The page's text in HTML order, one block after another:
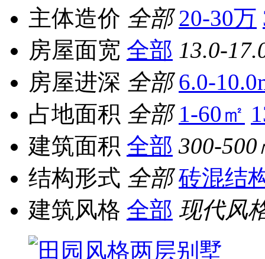
主体造价 全部 20-30万
房屋面宽 全部 13.0-
房屋进深 全部 6.0-
占地面积 全部 1-60㎡
建筑面积 全部 300-500
结构形式 全部 砖混结
建筑风格 全部 现代风